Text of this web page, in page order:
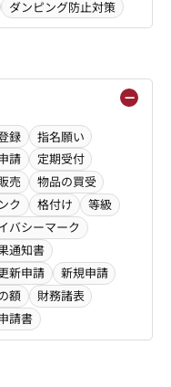
ダンピング防止対策
録
指名願い
請
定期受付
売
物品の買受
ク 格付け
等級
バシーマーク
通知書
新申請
新規申請
額
財務諸表
請書